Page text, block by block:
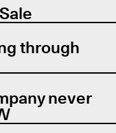
through
never